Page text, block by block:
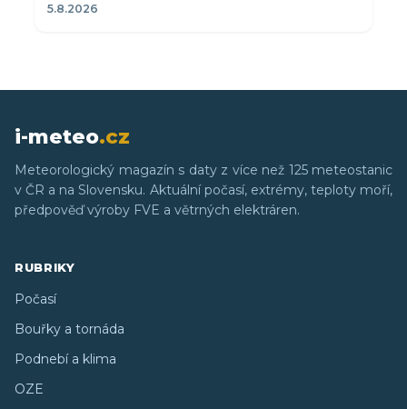
5.8.2026
i-meteo.cz
Meteorologický magazín s daty z více než 125 meteostanic
v ČR a na Slovensku. Aktuální počasí, extrémy, teploty moří,
předpověď výroby FVE a větrných elektráren.
RUBRIKY
Počasí
Bouřky a tornáda
Podnebí a klima
OZE